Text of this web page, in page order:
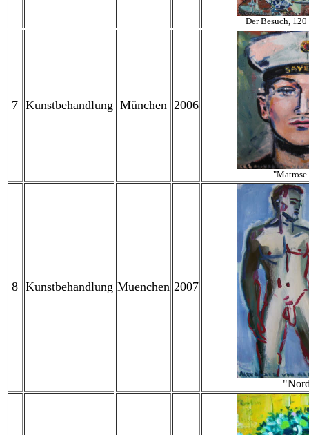
Der Besuch,
7 Kunstbehandlung München 2006
8 Kunstbehandlung Muenchen 2007